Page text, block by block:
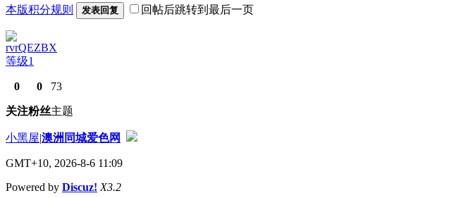
本版积分规则 发表回复 回帖后跳转到最后一页
rvrQEZBX
等级1
0
关注
0
粉丝
73
主题
小黑屋|澳洲同城爱色网
GMT+10, 2026-8-6 11:09
Powered by Discuz! X3.2